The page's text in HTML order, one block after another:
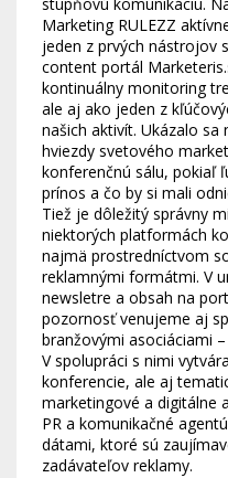
Marketing RULEZZ
jeden z prvých nástrojov
content portál
kontinuálny monitoring
ale aj ako jeden z
našich aktivít. Ukázalo sa
hviezdy svetového
konferenčnú sálu, pokiaľ
prínos a čo by si mali
Tiež je dôležitý správny
niektorých platformách
najmä prostredníctvom
reklamnými formátmi. V
newsletre a obsah na
pozornosť venujeme aj
branžovými asociáciami –
V spolupráci s nimi
konferencie, ale aj
marketingové a digitálne
PR a komunikačné
dátami, ktoré sú
zadávateľov reklamy.